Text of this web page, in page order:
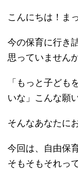
こんにちは！ま
今の保育に行き
思っていません
「もっと子ども
いな」こんな願
そんなあなたに
今回は、自由保
そもそもそれっ